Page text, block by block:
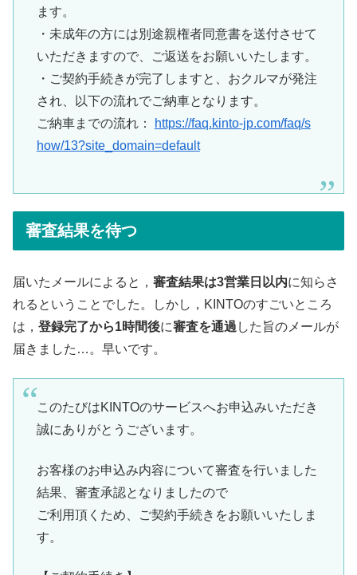
ます。
・未成年の方には別途親権者同意書を送付させて
いただきますので、ご返送をお願いいたします。
・ご契約手続きが完了しますと、おクルマが発注
され、以下の流れでご納車となります。
ご納車までの流れ：
https://faq.kinto-jp.com/faq/s
how/13?site_domain=default
審査結果を待つ
届いたメールによると， 審査結果は3営業日以内に知らさ
れるということでした。しかし，KINTOのすごいところ
は， 登録完了から1時間後に審査を通過 した旨のメールが
届きました…。早いです。
このたびはKINTOのサービスへお申込みいただき
誠にありがと うございます。
お客様のお申込み内容について審査を行いました
結果、審査承認と なりましたので
ご利用頂くため、ご契約手続きをお願いいたしま
す。